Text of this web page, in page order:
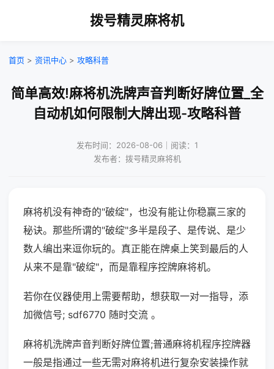
拨号精灵麻将机
首页 > 资讯中心 > 攻略科普
简单高效!麻将机洗牌声音判断好牌位置_全
自动机如何限制大牌出现-攻略科普
发布时间：2026-08-06｜阅读：1
发布者：拨号精灵麻将机
麻将机没有神奇的"破绽"，也没有能让你稳赢三家的
秘诀。那些所谓的"破绽"多半是段子、是传说、是少
数人编出来逗你玩的。真正能在牌桌上笑到最后的人
从来不是靠"破绽"，而是靠程序控牌麻将机。
若你在仪器使用上需要帮助，想获取一对一指导，添
加微信号; sdf6770 随时交流 。
麻将机洗牌声音判断好牌位置;普通麻将机程序控牌器
一般是指通过一些无需对麻将机进行复杂安装操作就